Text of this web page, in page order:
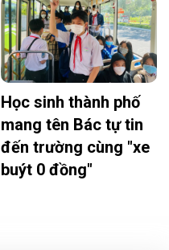
Học sinh thành phố
mang tên Bác tự tin
đến trường cùng "xe
buýt 0 đồng"